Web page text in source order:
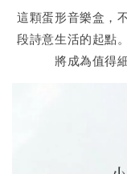
這顆蛋形音樂盒，
段詩意生活的起點
將成為值得